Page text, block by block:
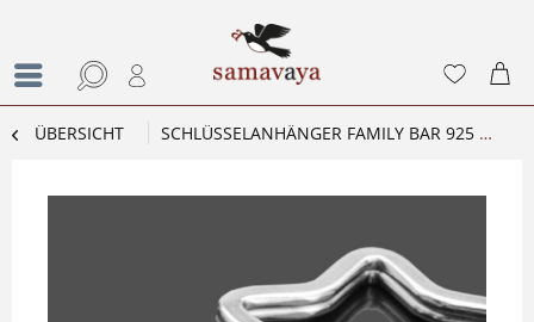
ÜBERSICHT SCHLÜSSELANHÄNGER FAMILY BAR 925 SILBER NAMENSGRAVUR